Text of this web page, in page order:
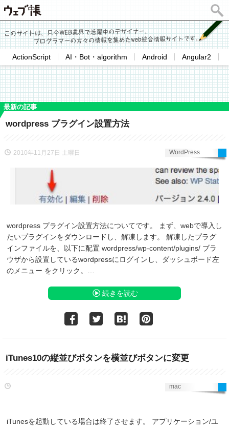
ActionScript AI・Bot・algorithm Android Angular2
最新の記事
wordpress プラグイン設置方法
WordPress
2010年11月27日 土曜日
wordpress プラグイン設置方法についてです。 まず、webで導入し
たいプラグインをダウンロードし、解凍します。 解凍したプラグ
インファイルを、以下に配置 wordpress/wp-content/plugins/ ブラ
ウザから設置しているwordpressにログインし、ダッシュボード左
のメニュー をクリック。…
続きを読む
iTunes10の縦並びボタンを横並びボタンに変更
mac
iTunesを起動している場合は終了させます。 アプリケーション/ユ